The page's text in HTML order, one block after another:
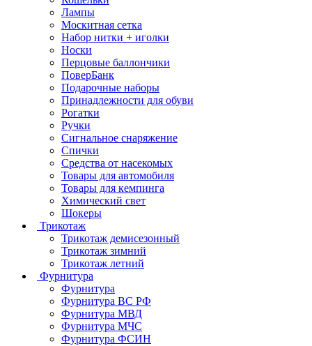
Лампы
Москитная сетка
Набор нитки + иголки
Носки
Перцовые баллончики
ПоверБанк
Подарочные наборы
Принадлежности для обуви
Рогатки
Ручки
Сигнальное снаряжение
Спички
Средства от насекомых
Товары для автомобиля
Товары для кемпинга
Химический свет
Шокеры
Трикотаж
Трикотаж демисезонный
Трикотаж зимний
Трикотаж летний
Фурнитура
Фурнитура
Фурнитура ВС РФ
Фурнитура МВД
Фурнитура МЧС
Фурнитура ФСИН